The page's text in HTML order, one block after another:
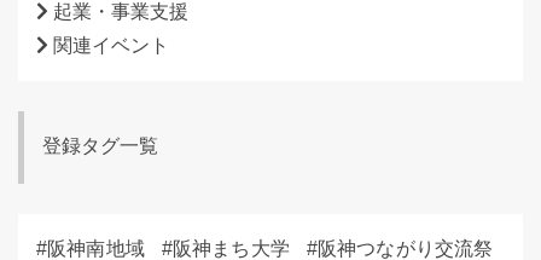
起業・事業支援
関連イベント
登録タグ一覧
阪神南地域 阪神まち大学
阪神つながり交流祭